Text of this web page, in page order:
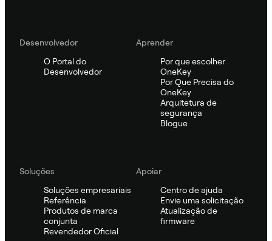
Desenvolvedor
O Portal do
Desenvolvedor
Aprender
Por que escolher
OneKey
Por Que Precisa do
OneKey
Arquitetura de
segurança
Blogue
Soluções
Soluções empresariais
Referência
Produtos de marca
conjunta
Revendedor Oficial
Apoiar
Centro de ajuda
Envie uma solicitação
Atualização de
firmware